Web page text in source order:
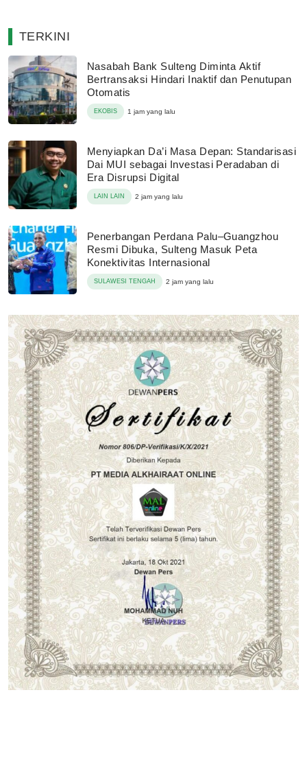
TERKINI
Nasabah Bank Sulteng Diminta Aktif
Bertransaksi Hindari Inaktif dan Penutupan
Otomatis
EKOBIS 1 jam yang lalu
Menyiapkan Da’i Masa Depan: Standarisasi
Dai MUI sebagai Investasi Peradaban di
Era Disrupsi Digital
LAIN LAIN 2 jam yang lalu
Penerbangan Perdana Palu–Guangzhou
Resmi Dibuka, Sulteng Masuk Peta
Konektivitas Internasional
SULAWESI TENGAH 2 jam yang lalu